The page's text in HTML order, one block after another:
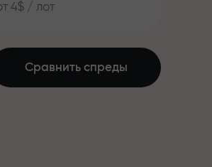
4$ / лот
Сравнить спреды